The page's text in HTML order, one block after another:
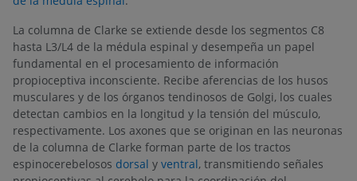
La columna de Clarke se extiende desde los segmentos C8
hasta L3/L4 de la médula espinal y desempeña un papel
fundamental en el procesamiento de información
propioceptiva inconsciente. Recibe aferencias de los husos
musculares y de los órganos tendinosos de Golgi, los cuales
detectan cambios en la longitud y la tensión del músculo,
respectivamente. Los axones que se originan en las neuronas
de la columna de Clarke forman parte de los tractos
espinocerebelosos dorsal y ventral, transmitiendo señales